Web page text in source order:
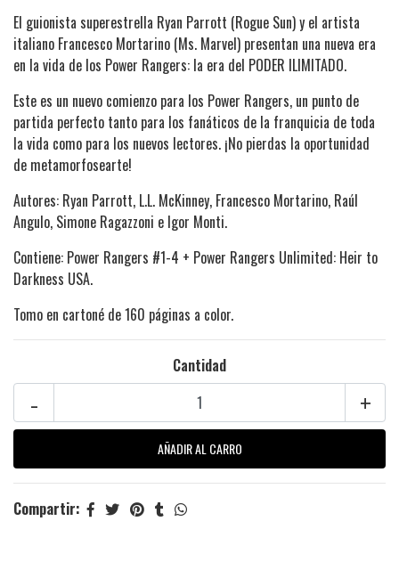
El guionista superestrella Ryan Parrott (Rogue Sun) y el artista
italiano Francesco Mortarino (Ms. Marvel) presentan una nueva era
en la vida de los Power Rangers: la era del PODER ILIMITADO.
Este es un nuevo comienzo para los Power Rangers, un punto de
partida perfecto tanto para los fanáticos de la franquicia de toda
la vida como para los nuevos lectores. ¡No pierdas la oportunidad
de metamorfosearte!
Autores: Ryan Parrott, L.L. McKinney, Francesco Mortarino, Raúl
Angulo, Simone Ragazzoni e Igor Monti.
Contiene: Power Rangers #1-4 + Power Rangers Unlimited: Heir to
Darkness USA.
Tomo en cartoné de 160 páginas a color.
Cantidad
+
-
Compartir: